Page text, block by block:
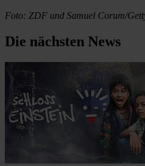
Foto: ZDF und Samuel Corum/
Die nächsten News